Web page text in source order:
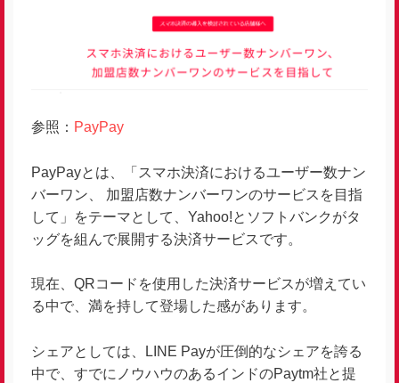
参照： PayPay
PayPayとは、「スマホ決済におけるユーザー数ナン
バーワン、 加盟店数ナンバーワンのサービスを目指
して」をテーマとして、Yahoo!とソフトバンクがタ
ッグを組んで展開する決済サービスです。
現在、QRコードを使用した決済サービスが増えてい
る中で、満を持して登場した感があります。
シェアとしては、LINE Payが圧倒的なシェアを誇る
中で、すでにノウハウのあるインドのPaytm社と提